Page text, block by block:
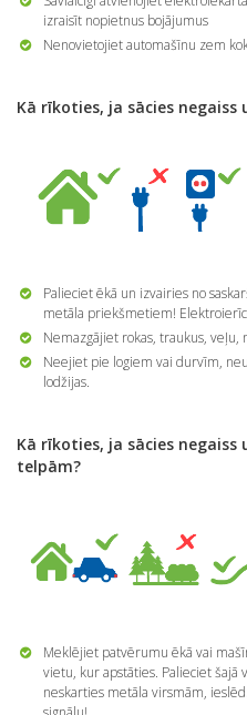
izraisīt nopietnus bojājumus
Nenovietojiet automašīnu zem
Kā rīkoties, ja sācies negaiss
Palieciet ēkā un izvairies no
metāla priekšmetiem!
Nemazgājiet rokas, traukus,
Neejiet pie logiem vai durvīm,
lodžijas.
Kā rīkoties, ja sācies negaiss
telpām?
Meklējiet patvērumu ēkā vai
vietu, kur apstāties. Palieciet
neskarties metāla virsmām,